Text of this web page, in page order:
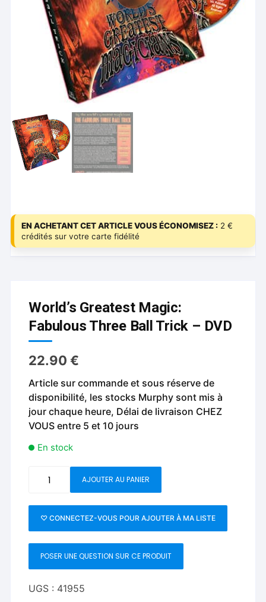
EN ACHETANT CET ARTICLE VOUS ÉCONOMISEZ : 2 €
crédités sur votre carte fidélité
World’s Greatest Magic:
Fabulous Three Ball Trick – DVD
22.90€
Article sur commande et sous réserve de
disponibilité, les stocks Murphy sont mis à
jour chaque heure, Délai de livraison CHEZ
VOUS entre 5 et 10 jours
En stock
Greatest
Magic:
Fabulous
Three
Ball
Trick
AJOUTER AU PANIER
♡ CONNECTEZ-VOUS POUR AJOUTER À MA LISTE
POSER UNE QUESTION SUR CE PRODUIT
UGS : 41955